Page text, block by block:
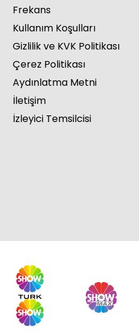
Frekans
Kullanım Koşulları
Gizlilik ve KVK Politikası
Çerez Politikası
Aydınlatma Metni
İletişim
İzleyici Temsilcisi